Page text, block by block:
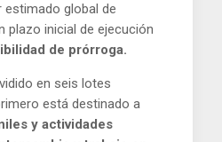
global de
plazo inicial de ejecución
de prórroga.
en seis lotes
está destinado a
y actividades